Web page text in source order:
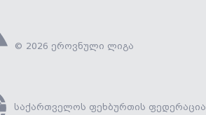
© 2026 ეროვნული ლიგა
საქართველოს ფეხბურთის ფედერაცია